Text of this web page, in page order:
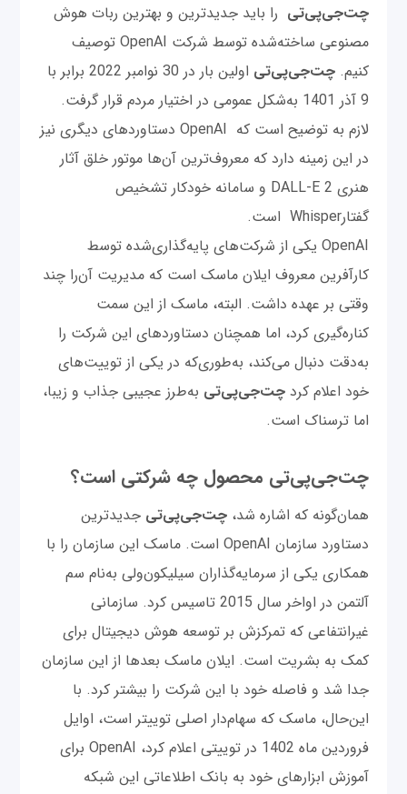
چت‌‌جی‌پی‌تی را باید جدیدترین و بهترین ربات هوش
مصنوعی ساخته‌شده توسط شرکت OpenAI توصیف
کنیم.چت‌‌جی‌پی‌تی
اولین بار در 30 نوامبر 2022 برابر با
9 آذر 1401 به‌شکل عمومی در اختیار مردم قرار گرفت.
لازم به توضیح است که OpenAI دستاوردهای دیگری نیز
در این زمینه دارد که معروف‌ترین آن‌ها موتور خلق آثار
هنری DALL-E 2 و سامانه خودکار تشخیص
گفتارWhisper است.
OpenAI یکی از شرکت‌های پایه‌گذاری‌شده توسط
کارآفرین معروف ایلان ماسک است که مدیریت آن‌را چند
وقتی بر عهده داشت. البته، ماسک از این سمت
کناره‌گیری کرد، اما همچنان دستاوردهای این شرکت را
به‌دقت دنبال می‌کند، به‌طوری‌که در یکی از توییت‌های
خود اعلام کردچت‌‌جی‌پی‌تی به‌طرز عجیبی جذاب و زیبا،
اما ترسناک است.
چت‌‌جی‌پی‌تی محصول چه شرکتی است؟
همان‌گونه که اشاره شد،چت‌‌جی‌پی‌تیجدیدترین
دستاورد سازمان OpenAI است. ماسک این سازمان را با
همکاری یکی از سرمایه‌گذاران سیلیکون‌ولی به‌نام سم
آلتمن در اواخر سال 2015 تاسیس کرد. سازمانی
غیرانتفاعی که تمرکزش بر توسعه هوش دیجیتال برای
کمک به بشریت است. ایلان ماسک بعدها از این سازمان
جدا شد و فاصله خود با این شرکت را بیشتر کرد. با
این‌حال، ماسک که سهام‌دار اصلی توییتر است، اوایل
فروردین ماه 1402 در توییتی اعلام کرد، OpenAI برای
آموزش ابزارهای خود به بانک اطلاعاتی این شبکه